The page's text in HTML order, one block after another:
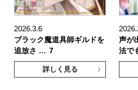
2026.3.6
ブラック魔道具師ギルドを
追放さ … 7
詳しく見る
声が
法で